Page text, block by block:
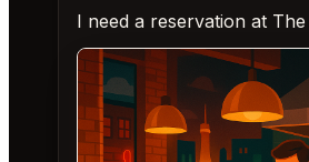
I need a reservation at